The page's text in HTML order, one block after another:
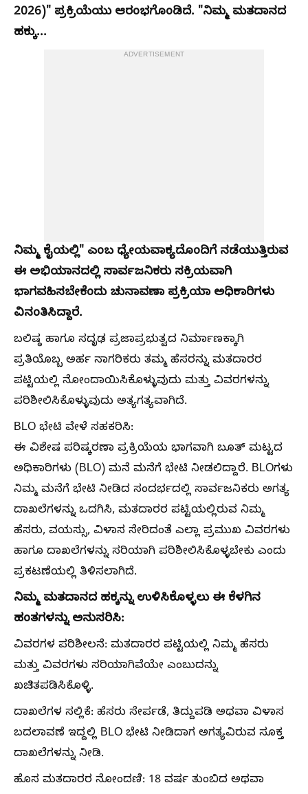
2026)" ಪ್ರಕ್ರಿಯೆಯು ಆರಂಭಗೊಂಡಿದೆ. "ನಿಮ್ಮ ಮತದಾನದ
ಹಕ್ಕು...
ADVERTISEMENT
ನಿಮ್ಮ ಕೈಯಲ್ಲಿ" ಎಂಬ ಧ್ಯೇಯವಾಕ್ಯದೊಂದಿಗೆ ನಡೆಯುತ್ತಿರುವ
ಈ ಅಭಿಯಾನದಲ್ಲಿ ಸಾರ್ವಜನಿಕರು ಸಕ್ರಿಯವಾಗಿ
ಭಾಗವಹಿಸಬೇಕೆಂದು ಚುನಾವಣಾ ಪ್ರಕ್ರಿಯಾ ಅಧಿಕಾರಿಗಳು
ವಿನಂತಿಸಿದ್ದಾರೆ.
ಬಲಿಷ್ಠ ಹಾಗೂ ಸದೃಢ ಪ್ರಜಾಪ್ರಭುತ್ವದ ನಿರ್ಮಾಣಕ್ಕಾಗಿ
ಪ್ರತಿಯೊಬ್ಬ ಅರ್ಹ ನಾಗರಿಕರು ತಮ್ಮ ಹೆಸರನ್ನು ಮತದಾರರ
ಪಟ್ಟಿಯಲ್ಲಿ ನೋಂದಾಯಿಸಿಕೊಳ್ಳುವುದು ಮತ್ತು ವಿವರಗಳನ್ನು
ಪರಿಶೀಲಿಸಿಕೊಳ್ಳುವುದು ಅತ್ಯಗತ್ಯವಾಗಿದೆ.
BLO ಭೇಟಿ ವೇಳೆ ಸಹಕರಿಸಿ:
ಈ ವಿಶೇಷ ಪರಿಷ್ಕರಣಾ ಪ್ರಕ್ರಿಯೆಯ ಭಾಗವಾಗಿ ಬೂತ್ ಮಟ್ಟದ
ಅಧಿಕಾರಿಗಳು (BLO) ಮನೆ ಮನೆಗೆ ಭೇಟಿ ನೀಡಲಿದ್ದಾರೆ. BLOಗಳು
ನಿಮ್ಮ ಮನೆಗೆ ಭೇಟಿ ನೀಡಿದ ಸಂದರ್ಭದಲ್ಲಿ ಸಾರ್ವಜನಿಕರು ಅಗತ್ಯ
ದಾಖಲೆಗಳನ್ನು ಒದಗಿಸಿ, ಮತದಾರರ ಪಟ್ಟಿಯಲ್ಲಿರುವ ನಿಮ್ಮ
ಹೆಸರು, ವಯಸ್ಸು, ವಿಳಾಸ ಸೇರಿದಂತೆ ಎಲ್ಲಾ ಪ್ರಮುಖ ವಿವರಗಳು
ಹಾಗೂ ದಾಖಲೆಗಳನ್ನು ಸರಿಯಾಗಿ ಪರಿಶೀಲಿಸಿಕೊಳ್ಳಬೇಕು ಎಂದು
ಪ್ರಕಟಣೆಯಲ್ಲಿ ತಿಳಿಸಲಾಗಿದೆ.
ನಿಮ್ಮ ಮತದಾನದ ಹಕ್ಕನ್ನು ಉಳಿಸಿಕೊಳ್ಳಲು ಈ ಕೆಳಗಿನ
ಹಂತಗಳನ್ನು ಅನುಸರಿಸಿ:
ವಿವರಗಳ ಪರಿಶೀಲನೆ: ಮತದಾರರ ಪಟ್ಟಿಯಲ್ಲಿ ನಿಮ್ಮ ಹೆಸರು
ಮತ್ತು ವಿವರಗಳು ಸರಿಯಾಗಿವೆಯೇ ಎಂಬುದನ್ನು
ಖಚಿತಪಡಿಸಿಕೊಳ್ಳಿ.
ದಾಖಲೆಗಳ ಸಲ್ಲಿಕೆ: ಹೆಸರು ಸೇರ್ಪಡೆ, ತಿದ್ದುಪಡಿ ಅಥವಾ ವಿಳಾಸ
ಬದಲಾವಣೆ ಇದ್ದಲ್ಲಿ BLO ಭೇಟಿ ನೀಡಿದಾಗ ಅಗತ್ಯವಿರುವ ಸೂಕ್ತ
ದಾಖಲೆಗಳನ್ನು ನೀಡಿ.
ಹೊಸ ಮತದಾರರ ನೋಂದಣಿ: 18 ವರ್ಷ ತುಂಬಿದ ಅಥವಾ